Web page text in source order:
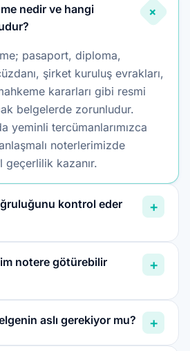
nedir ve hangi
+
pasaport, diploma,
şirket kuruluş evrakları,
kararları gibi resmi
belgelerde zorunludur.
yeminli tercümanlarımızca
noterlerimizde
geçerlilik kazanır.
kontrol eder
+
notere götürebilir
+
aslı gerekiyor mu? +